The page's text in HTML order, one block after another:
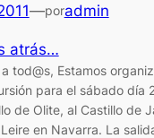
—poradmin
atrás…
tod@s, Estamos
para el sábado día
de Olite, al Castillo de
en Navarra. La